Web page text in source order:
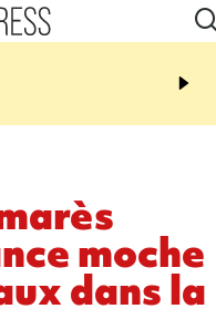
07:00
Un vendredi
moche
dans la